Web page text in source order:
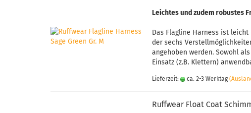
Leichtes und zudem robustes
Das Flagline Harness ist
der sechs
angehoben werden. Sowohl
Einsatz (z.B. Klettern)
Lieferzeit: ca. 2-3 Werktag
Ruffwear Float Coat